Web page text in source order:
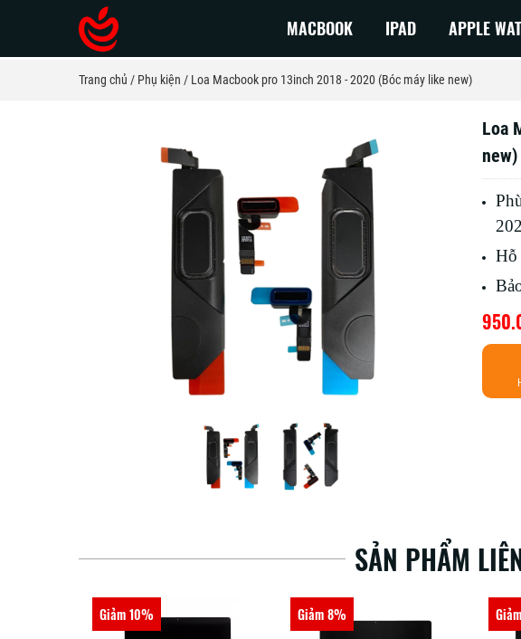
MACBOOK
Macbook Pro 2026
Macbook Pro 2025
Macbook Pro 2024
Macbook Pro 2023
Macbook Pro 2022
MacBook Pro 2020
MacBook Pro 2019
MacBook Pro 2018
Macbook NEO
Macbook Air 2026
Macbook Air 2025
Macbook Air 2024
Macbook Air 2023
MacBook Air 2019
MacBook Air 2018
IPAD APPLE
Trang chủ Phụ kiện Loa Macbook pro 13inch 2018 - 2020 (Bóc máy like new)
Loa
new)
Hỗ
SẢN PHẨM
Giảm 8% Giảm 10%